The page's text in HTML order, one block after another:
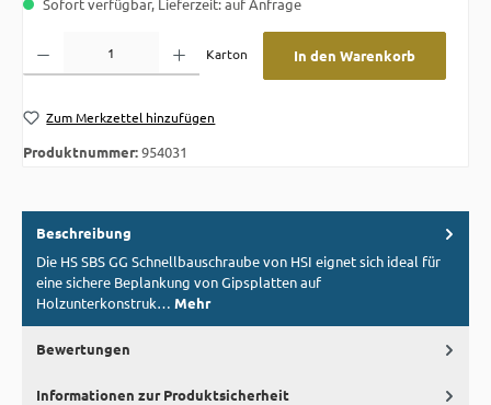
Karton
In den Warenkorb
Zum Merkzettel hinzufügen
Produktnummer:954031
Beschreibung
Die HS SBS GG Schnellbauschraube von HSI eignet sich ideal für
eine sichere Beplankung von Gipsplatten auf
Holzunterkonstruk… Mehr
Bewertungen
Informationen zur Produktsicherheit